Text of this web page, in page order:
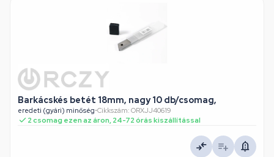
Barkácskés betét 18mm, nagy 10 db/csomag,
eredeti (gyári) minőség•Cikkszám: ORXJJ40619
2 csomag ezen az áron, 24-72 órás kiszállítással